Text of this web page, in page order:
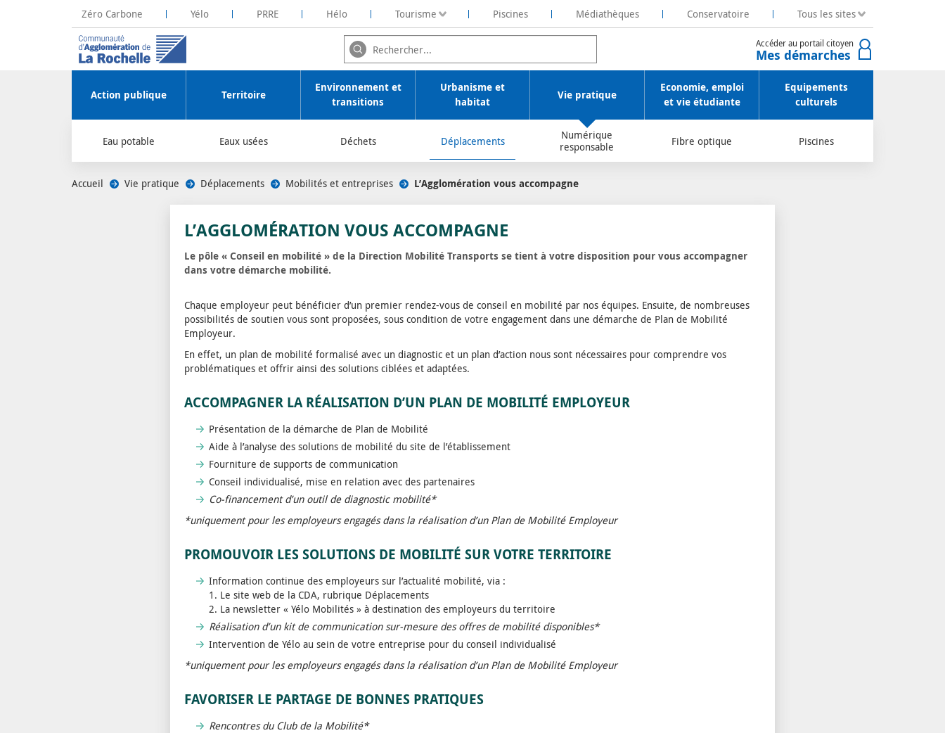
Zéro Carbone
La Rochelle Territoire Zéro Carbone
Yélo PRRE
Plateforme Rochelaise de Rénovation Energétique
Hélo Tourisme Piscines Médiathèques Conservatoire Tous les sites
Accéder au portail citoyen
Mes démarches
Action publique Territoire
Environnement et
transitions
Urbanisme et
habitat
Vie pratique
Eau potable Eaux usées Déchets Déplacements
Numérique
responsable
Fibre optique Piscines
Economie, emploi
et vie étudiante
Equipements
culturels
Accueil Vie pratique Déplacements Mobilités et entreprises L’Agglomération vous accompagne
L’AGGLOMÉRATION VOUS ACCOMPAGNE
Le pôle « Conseil en mobilité » de la Direction Mobilité Transports se tient à votre disposition pour vous accompagner
dans votre démarche mobilité.
Chaque employeur peut bénéficier d’un premier rendez-vous de conseil en mobilité par nos équipes. Ensuite, de nombreuses
possibilités de soutien vous sont proposées, sous condition de votre engagement dans une démarche de Plan de Mobilité
Employeur.
En effet, un plan de mobilité formalisé avec un diagnostic et un plan d’action nous sont nécessaires pour comprendre vos
problématiques et offrir ainsi des solutions ciblées et adaptées.
ACCOMPAGNER LA RÉALISATION D’UN PLAN DE MOBILITÉ EMPLOYEUR
Présentation de la démarche de Plan de Mobilité
Aide à l’analyse des solutions de mobilité du site de l’établissement
Fourniture de supports de communication
Conseil individualisé, mise en relation avec des partenaires
Co-financement d’un outil de diagnostic mobilité*
*uniquement pour les employeurs engagés dans la réalisation d’un Plan de Mobilité Employeur
PROMOUVOIR LES SOLUTIONS DE MOBILITÉ SUR VOTRE TERRITOIRE
Information continue des employeurs sur l’actualité mobilité, via :
1. Le site web de la CDA, rubrique Déplacements
2. La newsletter « Yélo Mobilités » à destination des employeurs du territoire
Réalisation d’un kit de communication sur-mesure des offres de mobilité disponibles*
Intervention de Yélo au sein de votre entreprise pour du conseil individualisé
*uniquement pour les employeurs engagés dans la réalisation d’un Plan de Mobilité Employeur
FAVORISER LE PARTAGE DE BONNES PRATIQUES
Rencontres du Club de la Mobilité*